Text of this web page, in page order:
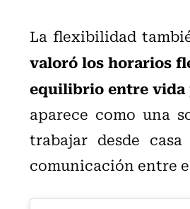
La flexibilidad
valoró los horarios
equilibrio entre vida
aparece como una
trabajar desde
comunicación entre